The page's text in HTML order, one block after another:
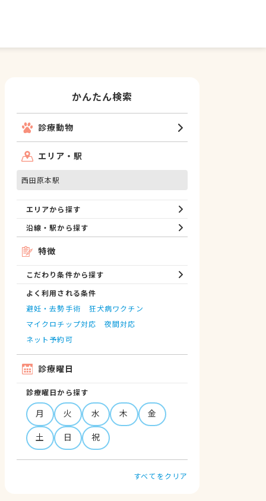
かんたん検索
診療動物
エリア・駅
西田原本駅
エリアから探す
沿線・駅から探す
特徴
こだわり条件から探す
よく利用される条件
避妊・去勢手術
狂犬病ワクチン
マイクロチップ対応
夜間対応
ネット予約可
診療曜日
診療曜日から探す
月 火 水 木
金
土
日 祝
すべてをクリア